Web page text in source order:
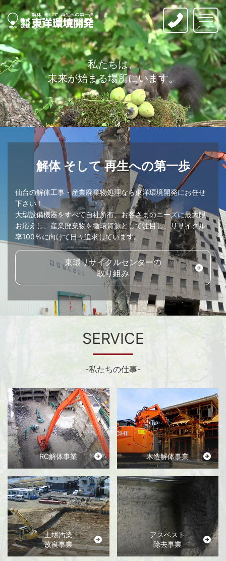
解体そして再生への第一歩
｜株式会社 東洋環境開発
私たちは、
未来が始まる場所にいます。
解体 そして 再生への第一歩
仙台の解体工事・産業廃棄物処理なら東洋環境開発にお任せ
下さい！
大型設備機器をすべて自社所有、お客さまのニーズに最大限
お応えし、産業廃棄物を循環資源として注目し、リサイクル
率100％に向けて日々追求しています。
東環リサイクルセンターの
取り組み
SERVICE
-私たちの仕事-
RC解体事業 木造解体事業
土壌汚染
改良事業
アスベスト
除去事業